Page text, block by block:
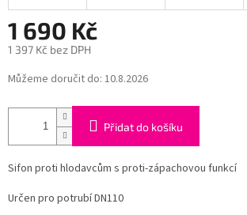
1 690 Kč
1 397 Kč bez DPH
Měrná
cena:
Můžeme doručit do: 10.8.2026
Přidat do košíku
Sifon proti hlodavcům s proti-zápachovou funkcí
Určen pro potrubí DN110